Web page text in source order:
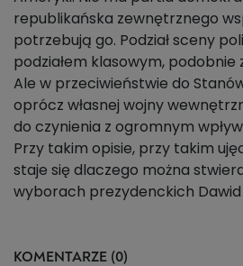
republikańska zewnętrznego
potrzebują go. Podział sceny
podziałem klasowym, podobnie
Ale w przeciwieństwie do
oprócz własnej wojny
do czynienia z ogromnym
Przy takim opisie, przy takim
staje się dlaczego można
wyborach prezydenckich Dawid
KOMENTARZE (0)